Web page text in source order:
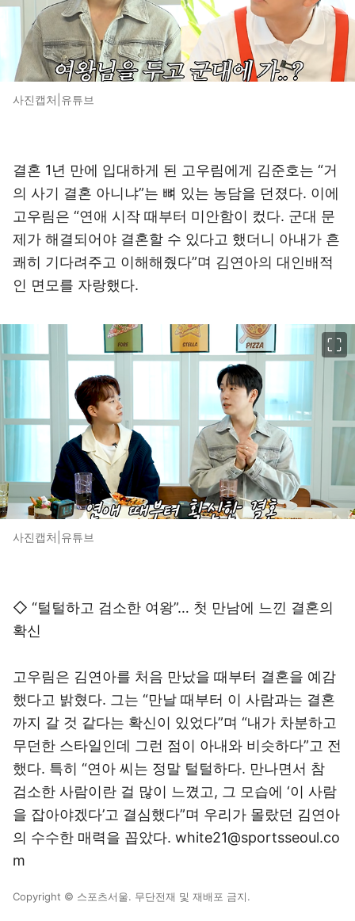
사진캡처|유튜브
결혼 1년 만에 입대하게 된 고우림에게 김준호는 “거
의 사기 결혼 아니냐”는 뼈 있는 농담을 던졌다. 이에
고우림은 “연애 시작 때부터 미안함이 컸다. 군대 문
제가 해결되어야 결혼할 수 있다고 했더니 아내가 흔
쾌히 기다려주고 이해해줬다”며 김연아의 대인배적
인 면모를 자랑했다.
사진캡처|유튜브
◇ “털털하고 검소한 여왕”… 첫 만남에 느낀 결혼의
확신
고우림은 김연아를 처음 만났을 때부터 결혼을 예감
했다고 밝혔다. 그는 “만날 때부터 이 사람과는 결혼
까지 갈 것 같다는 확신이 있었다”며 “내가 차분하고
무던한 스타일인데 그런 점이 아내와 비슷하다”고 전
했다. 특히 “연아 씨는 정말 털털하다. 만나면서 참
검소한 사람이란 걸 많이 느꼈고, 그 모습에 ‘이 사람
을 잡아야겠다’고 결심했다”며 우리가 몰랐던 김연아
의 수수한 매력을 꼽았다. white21@sportsseoul.co
m
Copyright © 스포츠서울. 무단전재 및 재배포 금지.